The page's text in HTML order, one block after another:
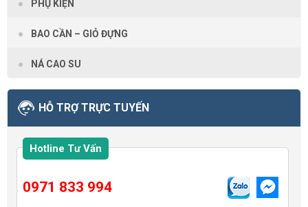
PHỤ KIỆN
BAO CẦN – GIỎ ĐỰNG
NÁ CAO SU
HỖ TRỢ TRỰC TUYẾN
Hotline Tư Vấn
0971 833 994